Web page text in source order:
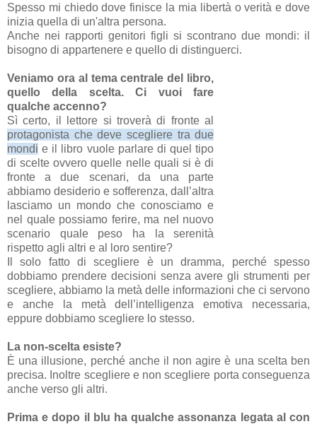
Spesso mi chiedo dove finisce la mia libertà o verità e dove
inizia quella di un'altra persona.
Anche nei rapporti genitori figli si scontrano due mondi: il
bisogno di appartenere e quello di distinguerci.
Veniamo ora al tema centrale del libro,
quello della scelta. Ci vuoi fare
qualche accenno?
Sì certo, il lettore si troverà di fronte al
protagonista che deve scegliere tra due
mondi e il libro vuole parlare di quel tipo
di scelte ovvero quelle nelle quali si è di
fronte a due scenari, da una parte
abbiamo desiderio e sofferenza, dall’altra
lasciamo un mondo che conosciamo e
nel quale possiamo ferire, ma nel nuovo
scenario quale peso ha la serenità
rispetto agli altri e al loro sentire?
Il solo fatto di scegliere è un dramma, perché spesso
dobbiamo prendere decisioni senza avere gli strumenti per
scegliere, abbiamo la metà delle informazioni che ci servono
e anche la metà dell’intelligenza emotiva necessaria,
eppure dobbiamo scegliere lo stesso.
La non-scelta esiste?
È una illusione, perché anche il non agire è una scelta ben
precisa. Inoltre scegliere e non scegliere porta conseguenza
anche verso gli altri.
Prima e dopo il blu ha qualche assonanza legata al con